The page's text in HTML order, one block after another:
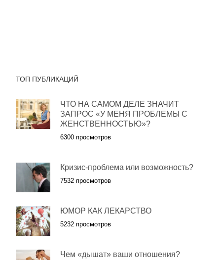
ТОП ПУБЛИКАЦИЙ
ЧТО НА САМОМ ДЕЛЕ ЗНАЧИТ
ЗАПРОС «У МЕНЯ ПРОБЛЕМЫ С
ЖЕНСТВЕННОСТЬЮ»?
6300 просмотров
Кризис-проблема или возможность?
7532 просмотров
ЮМОР КАК ЛЕКАРСТВО
5232 просмотров
Чем «дышат» ваши отношения?